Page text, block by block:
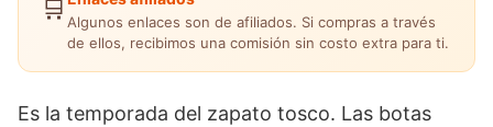
🛒Algunos enlaces son de afiliados. Si compras a través
de ellos, recibimos una comisión sin costo extra para ti.
Es la temporada del zapato tosco. Las botas